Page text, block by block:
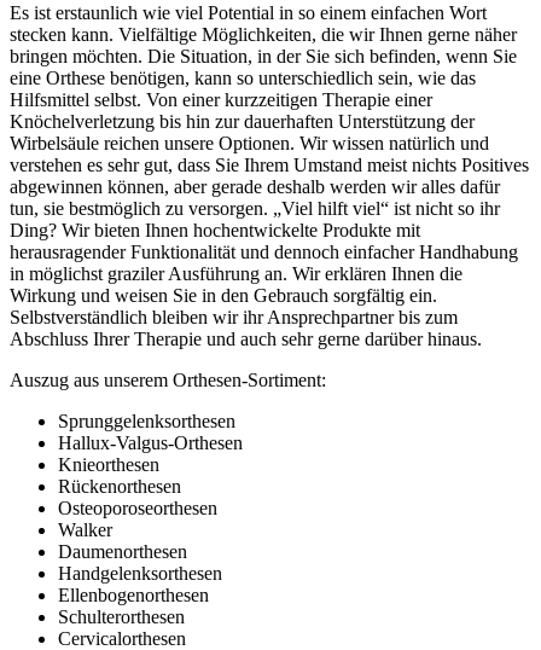
Es ist erstaunlich wie viel Potential in so einem einfachen Wort
stecken kann. Vielfältige Möglichkeiten, die wir Ihnen gerne näher
bringen möchten. Die Situation, in der Sie sich befinden, wenn Sie
eine Orthese benötigen, kann so unterschiedlich sein, wie das
Hilfsmittel selbst. Von einer kurzzeitigen Therapie einer
Knöchelverletzung bis hin zur dauerhaften Unterstützung der
Wirbelsäule reichen unsere Optionen. Wir wissen natürlich und
verstehen es sehr gut, dass Sie Ihrem Umstand meist nichts Positives
abgewinnen können, aber gerade deshalb werden wir alles dafür
tun, sie bestmöglich zu versorgen. „Viel hilft viel“ ist nicht so ihr
Ding? Wir bieten Ihnen hochentwickelte Produkte mit
herausragender Funktionalität und dennoch einfacher Handhabung
in möglichst graziler Ausführung an. Wir erklären Ihnen die
Wirkung und weisen Sie in den Gebrauch sorgfältig ein.
Selbstverständlich bleiben wir ihr Ansprechpartner bis zum
Abschluss Ihrer Therapie und auch sehr gerne darüber hinaus.
Auszug aus unserem Orthesen-Sortiment:
Sprunggelenksorthesen
Hallux-Valgus-Orthesen
Knieorthesen
Rückenorthesen
Osteoporoseorthesen
Walker
Daumenorthesen
Handgelenksorthesen
Ellenbogenorthesen
Schulterorthesen
Cervicalorthesen